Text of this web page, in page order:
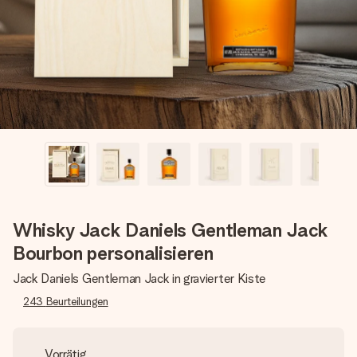
Erstelle etwas Einzigartiges in wenigen Schritten – mit
ihrem Namen, deinem Foto oder einer Nachricht von
Herzen. Kein Stress, nur pure Liebe für den perfekten
Moment.
Whisky Jack Daniels Gentleman Jack
Bourbon personalisieren
Jack Daniels Gentleman Jack in gravierter Kiste
243 Beurteilungen